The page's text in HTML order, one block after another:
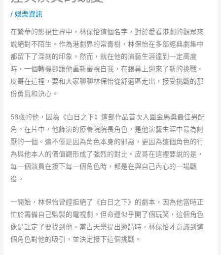
/娛樂資訊
在繁華的影視世界中，林保怡這個名字，對於愛看港劇的觀眾來
說絕對不陌生。作為港劇界的常青樹，林保怡在多部經典劇集中
都留下了深刻的印象。然而，就在他的演藝生涯達到一定高度
時，一個轉機卻讓他重新審視自我，在銀幕上迎來了新的挑戰。
皮哥在這裡，要和大家聊聊林保怡從舒適區走出，接受挑戰的那
份勇氣和決心。
58歲的他，因為《白日之下》這部作品首次入圍金馬獎最佳男配
角。在片中，他飾演的療養院院長角色，是他演藝生涯中最為討
厭的一個。這不僅是因為角色本身的邪惡，更因為這個角色的行
為與他本人的價值觀形成了強烈的對比。皮哥在這裡要說的是，
每一個演員在接下每一個角色時，都是在與自己內心的一場戰
役。
一開始，林保怡曾經拒絕了《白日之下》的劇本，因為他當時正
忙於籌備自己監製的電視劇。但命運似乎開了個玩笑，這個角色
像是註定了要找到他。當古天樂提出邀請時，林保怡才意識到這
個角色對他的吸引，並決定接下這個挑戰。